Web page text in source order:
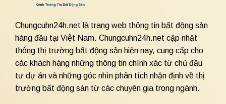
Chungcuhn24h.net là trang web thông tin bất động sản
hàng đầu tại Việt Nam. Chungcuhn24h.net cập nhật
thông thị trường bất động sản hiện nay, cung cấp cho
các khách hàng những thông tin chính xác từ chủ đầu
tư dự án và những góc nhìn phân tích nhận định về thị
trường bất động sản từ các chuyên gia trong ngành.